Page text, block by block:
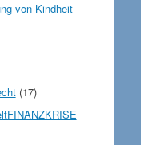
von Kindheit
(17)